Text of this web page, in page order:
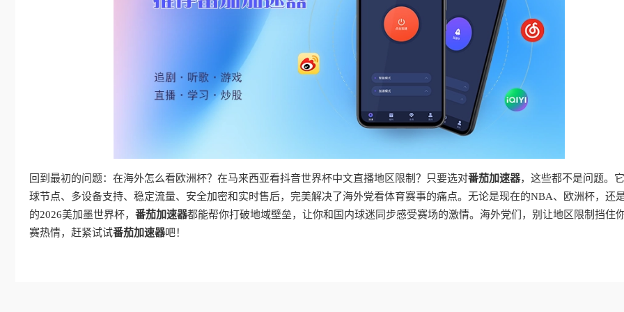
回到最初的问题：在海外怎么看欧洲杯？在马来西亚看抖音世界杯中文直播地区限制？只要选对番茄加速器，这些都不是问题。
球节点、多设备支持、稳定流量、安全加密和实时售后，完美解决了海外党看体育赛事的痛点。无论是现在的NBA、欧洲杯，还
的2026美加墨世界杯， 番茄加速器都能帮你打破地域壁垒，让你和国内球迷同步感受赛场的激情。海外党们，别让地区限制挡住
赛热情，赶紧试试番茄加速器吧！